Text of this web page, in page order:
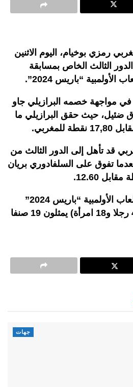
رمزي بوخيام، اليوم الاثنين
الثالث الخاص بمسابقة
“باريس 2024”.
في مواجهة خصمه البرازيلي جاو
ضئيل، حيث حقق البرازيلي ما
قد تأهل إلى الدور الثالث من
تفوق على السلفادوري بريان
ويشارك المغرب في الألعاب الأولمبية “باريس 2024”
بوفد يضم 60 رياضيا (42 رجلا و18 امرأة) يمثلون 19 صنفا
جهات